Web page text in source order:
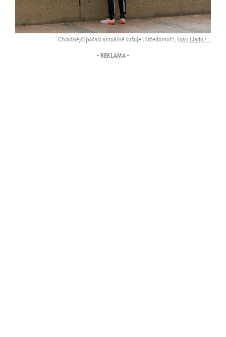
Chladnější počasí aktuálně sužuje i Středomoří ,Joan Llado /...